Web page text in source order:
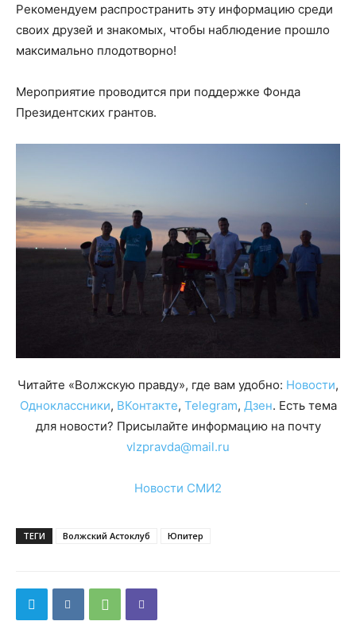
Рекомендуем распространить эту информацию среди
своих друзей и знакомых, чтобы наблюдение прошло
максимально плодотворно!
Мероприятие проводится при поддержке Фонда
Президентских грантов.
Читайте «Волжскую правду», где вам удобно: Новости,
Одноклассники, ВКонтакте, Telegram, Дзен. Есть тема
для новости? Присылайте информацию на почту
vlzpravda@mail.ru
Новости СМИ2
ТЕГИ Волжский Астоклуб Юпитер